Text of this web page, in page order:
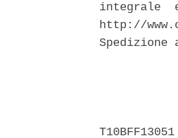
integrale
http://
Spedizione